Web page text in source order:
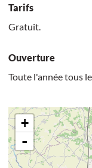
Tarifs
Gratuit.
Ouverture
Toute l'année tous
+
-